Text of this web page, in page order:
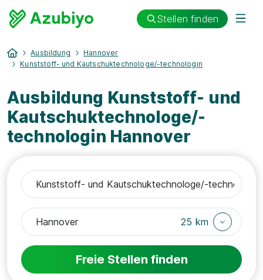
Stellen finden
Ausbildung
Hannover
Kunststoff- und Kautschuktechnologe/-technologin
Ausbildung Kunststoff- und
Kautschuktechnologe/-
technologin Hannover
25 km
Freie Stellen finden